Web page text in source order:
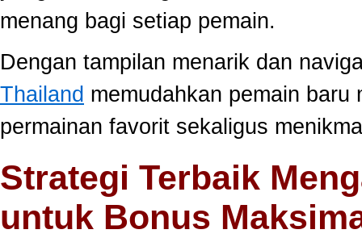
menang bagi setiap pemain.
Dengan tampilan menarik dan
Thailand memudahkan pemain baru
permainan favorit sekaligus
Strategi Terbaik
untuk Bonus